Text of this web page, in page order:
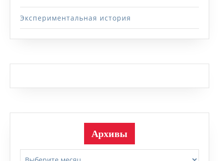
Экспериментальная история
Архивы